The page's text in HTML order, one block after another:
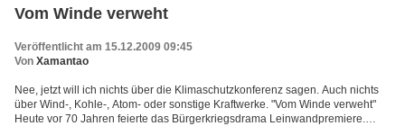
Vom Winde verweht
Veröffentlicht am 15.12.2009 09:45
Von Xamantao
Nee, jetzt will ich nichts über die Klimaschutzkonferenz sagen. Auch nichts
über Wind-, Kohle-, Atom- oder sonstige Kraftwerke. "Vom Winde verweht"
Heute vor 70 Jahren feierte das Bürgerkriegsdrama Leinwandpremiere.